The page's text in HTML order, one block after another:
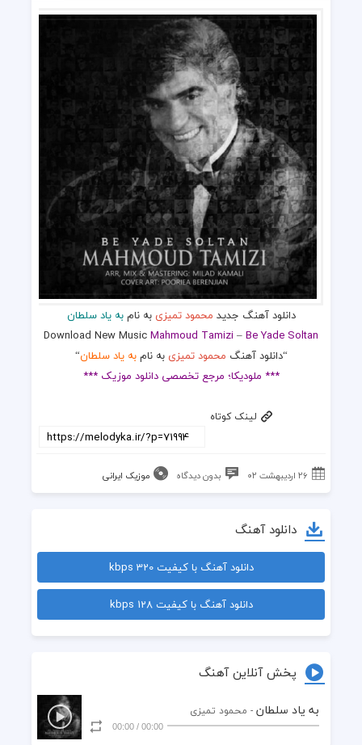
دانلود آهنگ جدید محمود تمیزی به نامبه یاد سلطان
Download New MusicMahmoud Tamizi–Be Yade Soltan
“دانلود آهنگ محمود تمیزی به نامبه یاد سلطان“
*** ملودیکا؛ مرجع تخصصی دانلود موزیک ***
لینک کوتاه
۲۶ اردیبهشت ۰۲ بدون دیدگاه موزیک ایرانی
دانلود آهنگ
دانلود آهنگ با کیفیت 320 kbps
دانلود آهنگ با کیفیت 128 kbps
پخش آنلاین آهنگ
به یاد سلطان - محمود تمیزی
00:00
/
00:00